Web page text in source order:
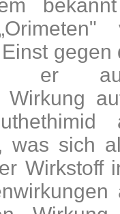
er
Wirkung
was sich
Wirkstoff